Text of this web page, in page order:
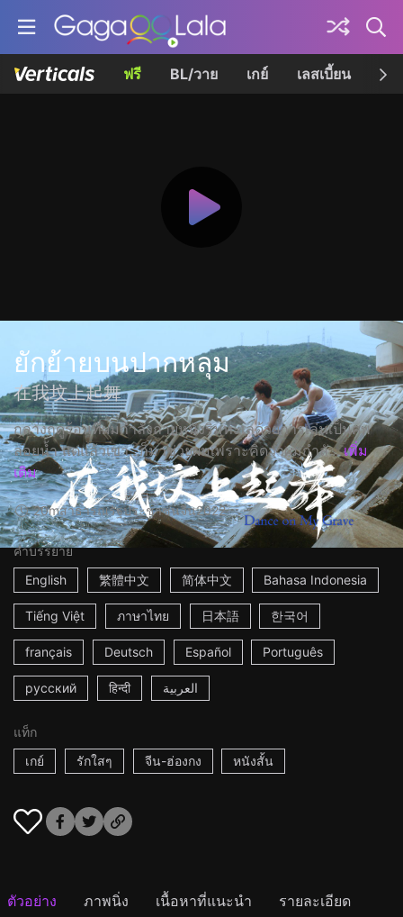
ฟรี BL/วาย เกย์ เลสเบี้ยน เค
ยักย้ายบนปากหลุม
在我坟上起舞
กลางฤดูร้อนที่ผมกำลังถ่ายหนังริมทะเลด้วยการเล่นเป็นศพ
ลอยน้ำ แต่แล้วเขา...ก็มาช่วยผมเพราะคิดว่าผมกำลั... เพิ่ม
เติม
20mสาธารณรัฐประชาชนจีน2022
คำบรรยาย
English
繁體中文 简体中文 Bahasa Indonesia
Tiếng Việt ภาษาไทย 日本語 한국어
français Deutsch Español Português
русский हिन्दी العربية
แท็ก
เกย์
รักใสๆ จีน-ฮ่องกง หนังสั้น
ตัวอย่าง ภาพนิ่ง เนื้อหาที่แนะนำ รายละเอียด